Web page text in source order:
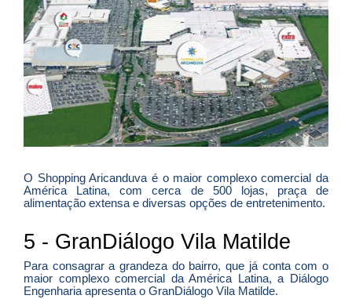
O Shopping Aricanduva é o maior complexo comercial da
América Latina, com cerca de 500 lojas, praça de
alimentação extensa e diversas opções de entretenimento.
5 - GranDiálogo Vila Matilde
Para consagrar a grandeza do bairro, que já conta com o
maior complexo comercial da América Latina, a Diálogo
Engenharia apresenta o GranDiálogo Vila Matilde.